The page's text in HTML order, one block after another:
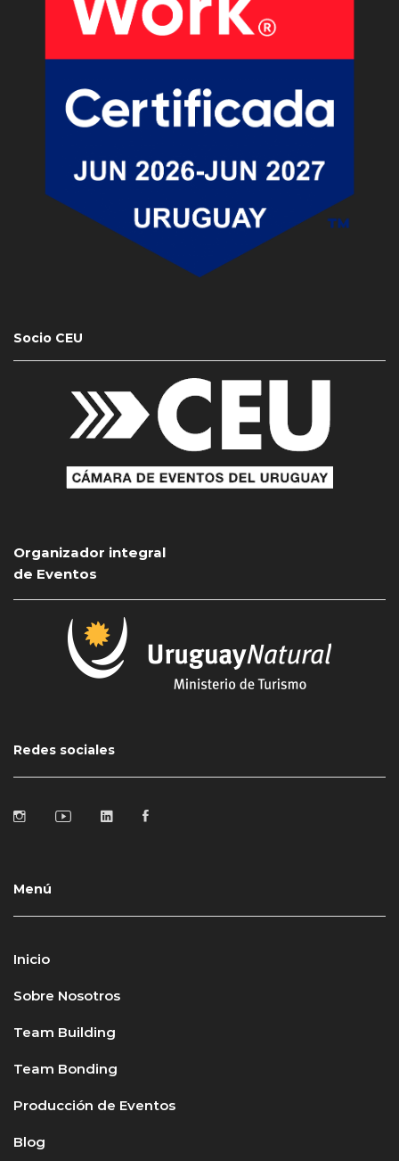
Socio CEU
Organizador integral
de Eventos
Redes sociales
Menú
Inicio
Sobre Nosotros
Team Building
Team Bonding
Producción de Eventos
Blog